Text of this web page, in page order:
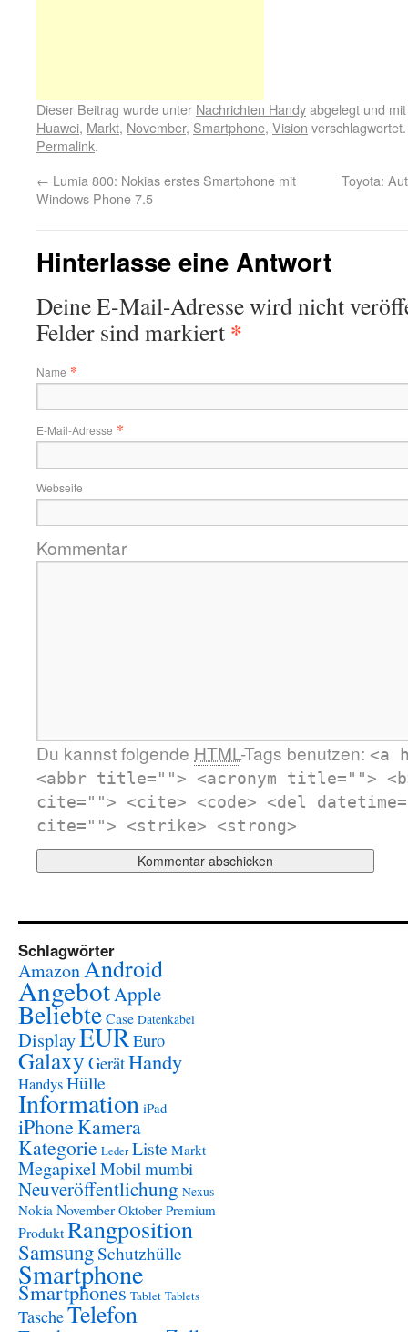
Dieser Beitrag wurde unter Nachrichten Handyabgelegt und
Huawei, Markt, November, Smartphone, Vision
Permalink.
← Lumia 800: Nokias erstes Smartphone mit
Windows Phone 7.5
Toyota:
Hinterlasse eine Antwort
Deine E-Mail-Adresse wird nicht
Felder sind markiert *
Name *
E-Mail-Adresse *
Webseite
Kommentar
Du kannst folgende HTML-Tags benutzen: <a
<abbr title=""> <acronym title="">
cite=""> <cite> <code> <del
cite=""> <strike> <strong>
Schlagwörter
AmazonAndroid
AngebotApple
BeliebteCase Datenkabel
DisplayEUREuro
Galaxy GerätHandy
HandysHülle
Information iPad
iPhoneKamera
Kategorie Leder Liste Markt
Megapixel Mobilmumbi
Neuveröffentlichung Nexus
Nokia November Oktober Premium
ProduktRangposition
SamsungSchutzhülle
Smartphone
Smartphones Tablet Tablets
TascheTelefon